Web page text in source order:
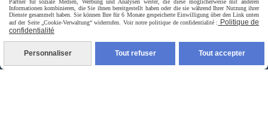
Livraison rapide
Partner für soziale Medien, Werbung und Analysen weiter, die diese möglicherweise mit anderen
Informationen kombinieren, die Sie ihnen bereitgestellt haben oder die sie während Ihrer Nutzung ihrer
Dienste gesammelt haben. Sie können Ihre für 6 Monate gespeicherte Einwilligung über den Link unten
auf der Seite „Cookie-Verwaltung“ widerrufen. Voir notre politique de confidentialité :
Politique de
confidentialité
Personnaliser Tout refuser Tout accepter